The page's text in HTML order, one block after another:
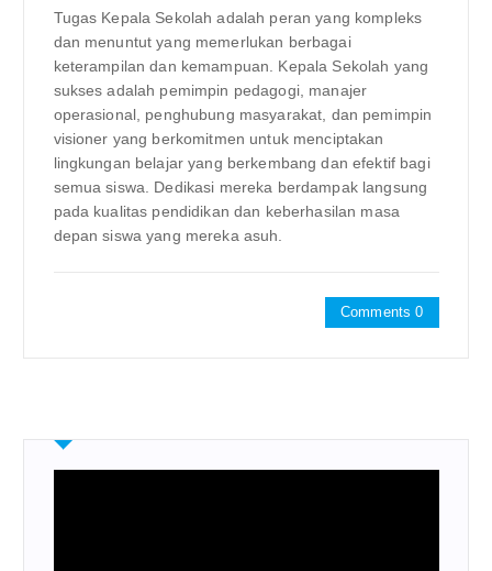
Tugas Kepala Sekolah adalah peran yang kompleks
dan menuntut yang memerlukan berbagai
keterampilan dan kemampuan. Kepala Sekolah yang
sukses adalah pemimpin pedagogi, manajer
operasional, penghubung masyarakat, dan pemimpin
visioner yang berkomitmen untuk menciptakan
lingkungan belajar yang berkembang dan efektif bagi
semua siswa. Dedikasi mereka berdampak langsung
pada kualitas pendidikan dan keberhasilan masa
depan siswa yang mereka asuh.
Comments 0